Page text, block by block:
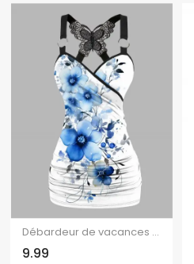
Débardeur de vacances à imprimé floral et papillons, en dentelle et décolleté cache-cœur
9.99